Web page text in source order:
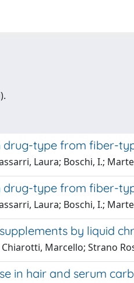
type from fiber-
Laura; Boschi, I.;
type from fiber-
Laura; Boschi, I.;
by liquid
Marcello; Strano
in hair and serum